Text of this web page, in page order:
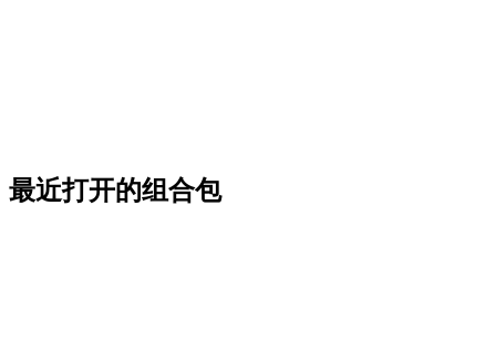
最近打开的组合包